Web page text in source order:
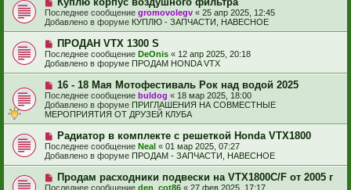
е
н
и
е
с
о
о
б
щ
е
н
и
е
о
в
о
е
с
о
о
б
щ
е
н
и
е
Последнее сообщение gromovolegv « 25 апр 2025, 12:45
Добавлено в форуме КУПЛЮ - ЗАПЧАСТИ, НАВЕСНОЕ
Н
о
в
о
с
о
о
б
щ
н
и
е
ПРОДАН VTX 1300 S
Последнее сообщение DeOnis « 12 апр 2025, 20:18
Добавлено в форуме ПРОДАМ HONDA VTX
Н
о
в
о
е
с
о
о
б
щ
н
16 - 18 Мая Мотофестиваль Рок над водой 2025
Последнее сообщение buldog « 18 мар 2025, 18:00
Добавлено в форуме ПРИГЛАШЕНИЯ НА СОВМЕСТНЫЕ
МЕРОПРИЯТИЯ ОТ ДРУЗЕЙ КЛУБА
Н
о
в
о
е
с
Радиатор в комплекте с решеткой Honda VTX1800
Последнее сообщение Neal « 01 мар 2025, 07:27
Добавлено в форуме ПРОДАМ - ЗАПЧАСТИ, НАВЕСНОЕ
Н
о
Продам расходники подвески на VTX1800C/F от 2005 г
Последнее сообщение den_cot86 « 27 фев 2025, 17:17